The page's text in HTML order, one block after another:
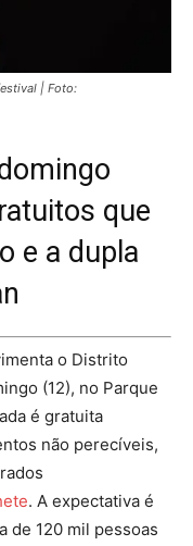
| Foto:
que
e a dupla
o Distrito
(12), no Parque
é gratuita
não perecíveis,
. A expectativa é
de 120 mil pessoas